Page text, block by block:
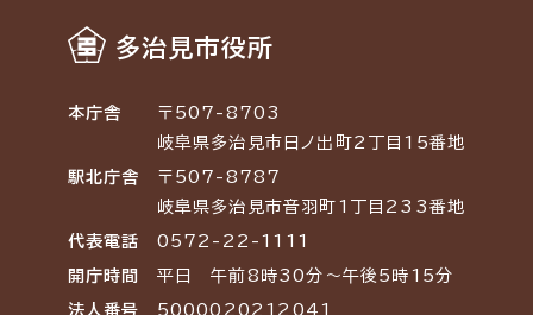
多治見市役所
本庁舎
〒507-8703
岐阜県多治見市日ノ出町2丁目15番地
駅北庁舎
〒507-8787
岐阜県多治見市音羽町1丁目233番地
代表電話 0572-22-1111
開庁時間 平日 午前8時30分～午後5時15分
法人番号 5000020212041